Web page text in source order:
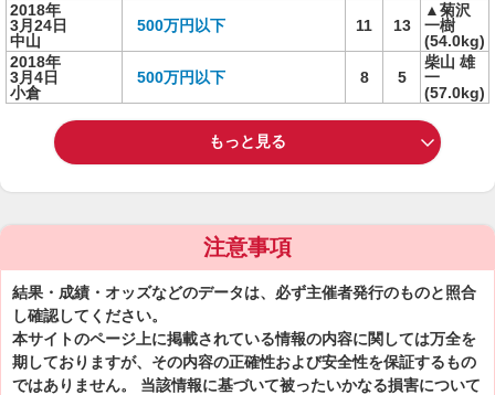
2018年
3月24日
中山
500万円以下 11 13
▲菊沢
一樹
(54.0kg)
2018年
3月4日
小倉
500万円以下 8 5
柴山 雄
一
(57.0kg)
もっと見る
注意事項
結果・成績・オッズなどのデータは、必ず主催者発行のものと照合
し確認してください。
本サイトのページ上に掲載されている情報の内容に関しては万全を
期しておりますが、その内容の正確性および安全性を保証するもの
ではありません。 当該情報に基づいて被ったいかなる損害について